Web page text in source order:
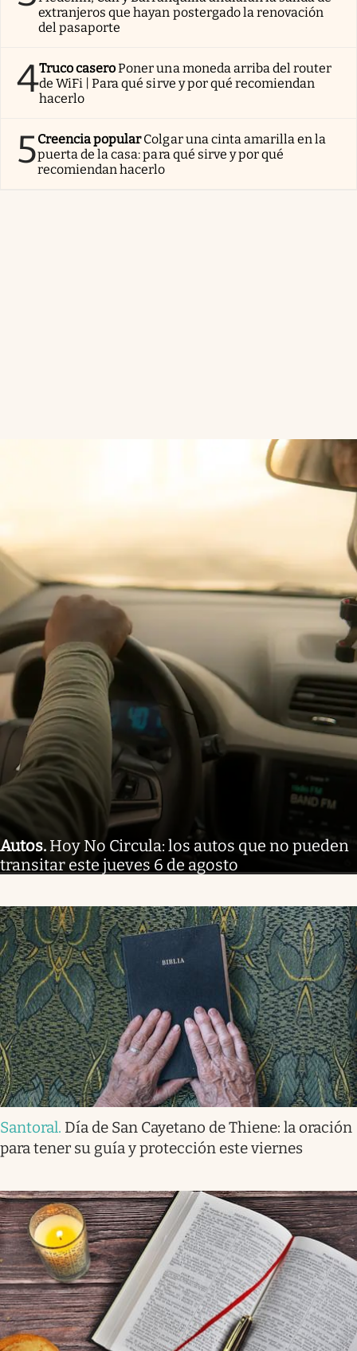
extranjeros que hayan postergado la renovación
del pasaporte
4Truco caseroPoner una moneda arriba del router
de WiFi | Para qué sirve y por qué recomiendan
hacerlo
5Creencia popularColgar una cinta amarilla en la
puerta de la casa: para qué sirve y por qué
recomiendan hacerlo
Autos. Hoy No Circula: los autos que no pueden
transitar este jueves 6 de agosto
Santoral. Día de San Cayetano de Thiene: la oración
para tener su guía y protección este viernes